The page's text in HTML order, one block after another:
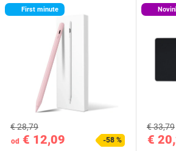
First minute
od € 12,09
€ 28,79
-58 % €
€ 33,79